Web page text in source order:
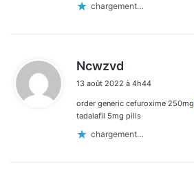
chargement…
Ncwzvd
t
13 août 2022 à 4h44
order generic cefuroxime 250mg
tadalafil 5mg pills
chargement…